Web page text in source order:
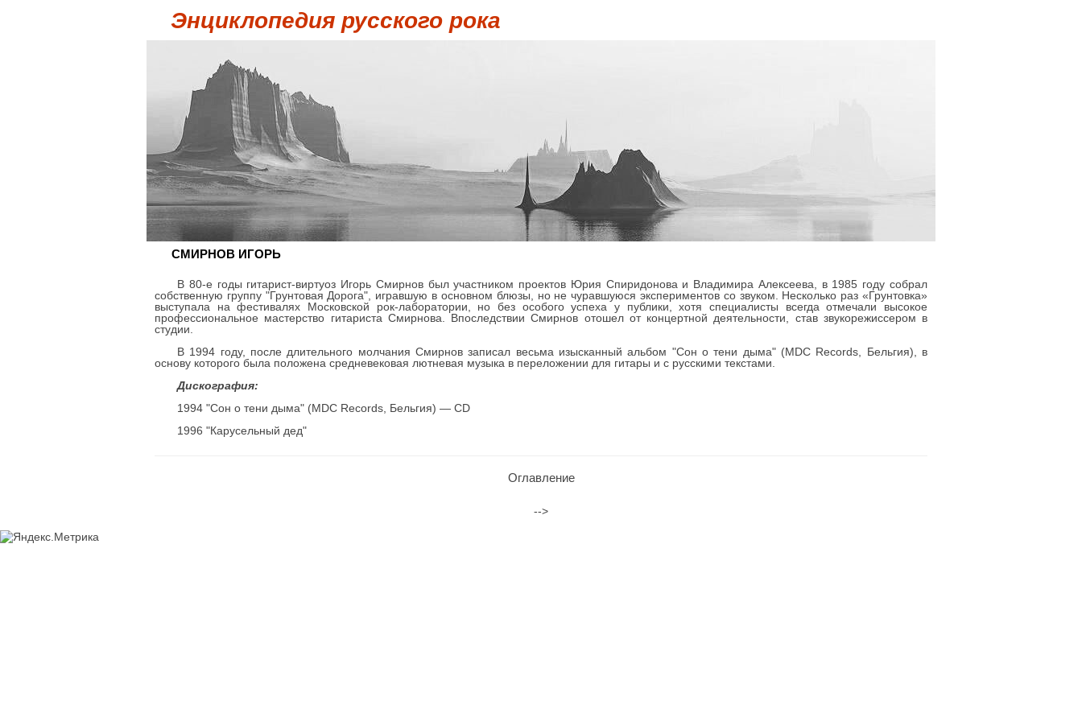
Энциклопедия русского рока
СМИРНОВ ИГОРЬ
В 80-е годы гитарист-виртуоз Игорь Смирнов был участником проектов Юрия Спиридонова и Владимира Алексеева, в 1985 году собрал
собственную группу "Грунтовая Дорога", игравшую в основном блюзы, но не чуравшуюся экспериментов со звуком. Несколько раз «Грунтовка»
выступала на фестивалях Московской рок-лаборатории, но без особого успеха у публики, хотя специалисты всегда отмечали высокое
профессиональное мастерство гитариста Смирнова. Впоследствии Смирнов отошел от концертной деятельности, став звукорежиссером в
студии.
В 1994 году, после длительного молчания Смирнов записал весьма изысканный альбом "Сон о тени дыма" (MDC Records, Бельгия), в
основу которого была положена средневековая лютневая музыка в переложении для гитары и с русскими текстами.
Дискография:
1994 "Сон о тени дыма" (MDC Records, Бельгия) — CD
1996 "Карусельный дед"
Оглавление
-->